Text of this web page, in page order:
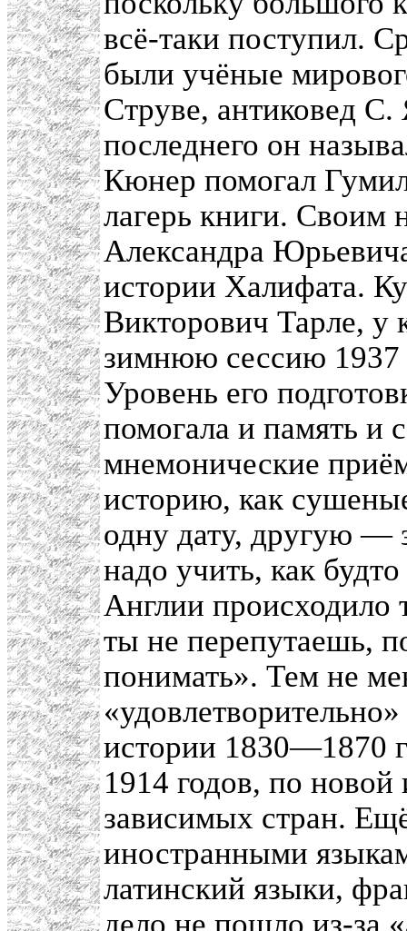
всё-таки поступил.
были учёные
Струве, антиковед
последнего он
Кюнер помогал
лагерь книги. Своим
Александра
истории Халифата.
Викторович Тарле, у
зимнюю сессию 1937
Уровень его
помогала и память и
мнемонические
историю, как
одну дату, другую —
надо учить, как
Англии
ты не перепутаешь,
понимать». Тем не
истории 1830—1870
1914 годов, по
зависимых стран.
иностранными
латинский языки,